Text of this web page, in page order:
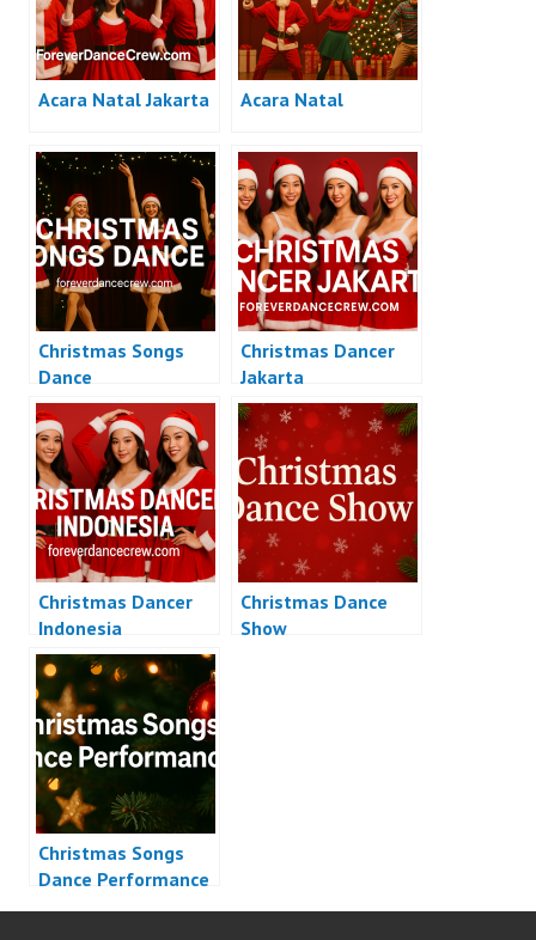
Acara Natal Jakarta Acara Natal
Christmas Songs
Dance
Christmas Dancer
Jakarta
Christmas Dancer
Indonesia
Christmas Dance
Show
Christmas Songs
Dance Performance